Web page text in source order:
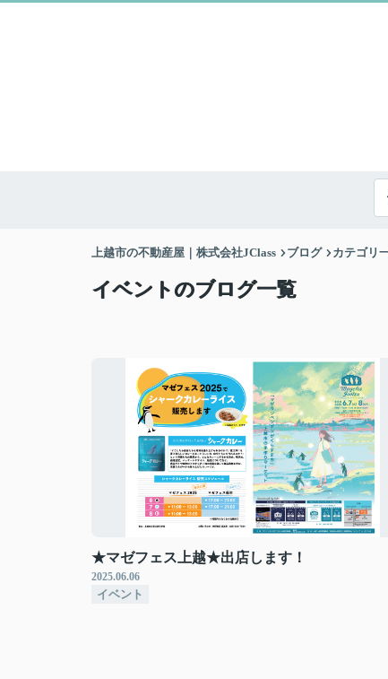
上越市の不動産屋｜株式会社JClass ブログ カテゴリ
イベントのブログ一覧
★マゼフェス上越★出店します！
2025.06.06
イベント